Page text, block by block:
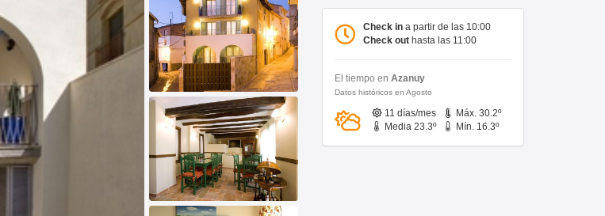
Check in a partir de las 10:00
Check out hasta las 11:00
El tiempo en Azanuy
Datos históricos en Agosto
11 días/mes
Máx. 30.2º
Media 23.3º
Mín. 16.3º